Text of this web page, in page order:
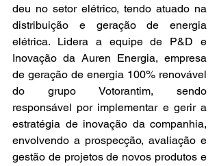
deu no setor elétrico, tendo atuado na
distribuição e geração de energia
elétrica. Lidera a equipe de P&D e
Inovação da Auren Energia, empresa
de geração de energia 100% renovável
do grupo Votorantim, sendo
responsável por implementar e gerir a
estratégia de inovação da companhia,
envolvendo a prospecção, avaliação e
gestão de projetos de novos produtos e